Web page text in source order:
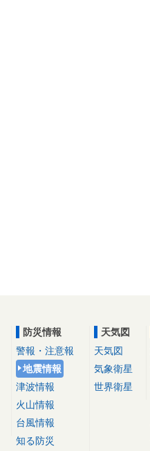
防災情報
警報・注意報
地震情報
津波情報
火山情報
台風情報
知る防災
天気図
天気図
気象衛星
世界衛星